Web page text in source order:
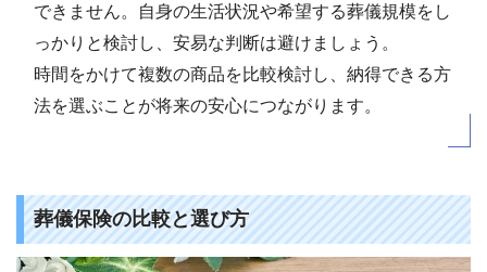
できません。自身の生活状況や希望する葬儀規模をし
っかりと検討し、安易な判断は避けましょう。
時間をかけて複数の商品を比較検討し、納得できる方
法を選ぶことが将来の安心につながります。
葬儀保険の比較と選び方